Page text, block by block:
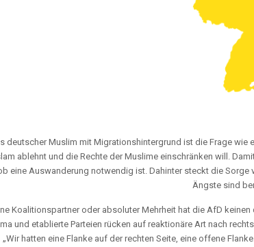
deutscher Muslim mit Migrationshintergrund ist die Frage wie
ablehnt und die Rechte der Muslime einschränken will.
eine Auswanderung notwendig ist. Dahinter steckt die
Ängste sind
Koalitionspartner oder absoluter Mehrheit hat die AfD
und etablierte Parteien rücken auf reaktionäre Art nach
„Wir hatten eine Flanke auf der rechten Seite, eine offene